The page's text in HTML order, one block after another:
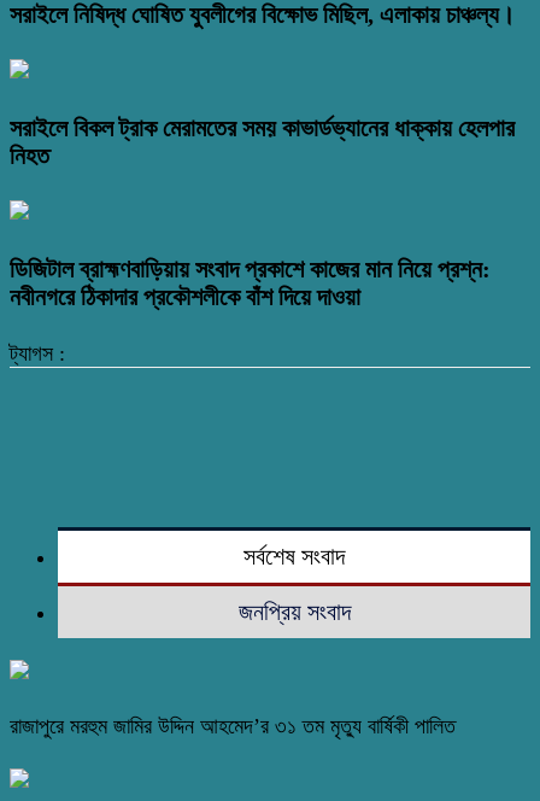
সরাইলে নিষিদ্ধ ঘোষিত যুবলীগের বিক্ষোভ মিছিল, এলাকায় চাঞ্চল্য।
সরাইলে বিকল ট্রাক মেরামতের সময় কাভার্ডভ্যানের ধাক্কায় হেলপার
নিহত
ডিজিটাল ব্রাহ্মণবাড়িয়ায় সংবাদ প্রকাশে কাজের মান নিয়ে প্রশ্ন:
নবীনগরে ঠিকাদার প্রকৌশলীকে বাঁশ দিয়ে দাওয়া
ট্যাগস :
সর্বশেষ সংবাদ
জনপ্রিয় সংবাদ
রাজাপুরে মরহুম জামির উদ্দিন আহমেদ’র ৩১ তম মৃত্যু বার্ষিকী পালিত